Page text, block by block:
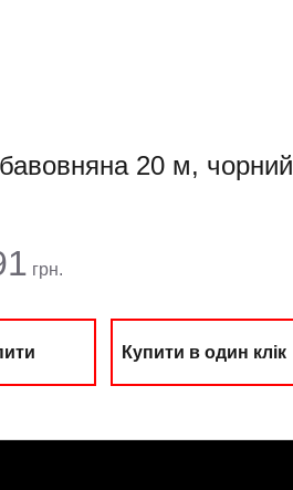
бавовняна 20 м, чорний
грн.
Купити в один клік